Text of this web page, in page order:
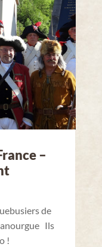
–
de
Ils
!